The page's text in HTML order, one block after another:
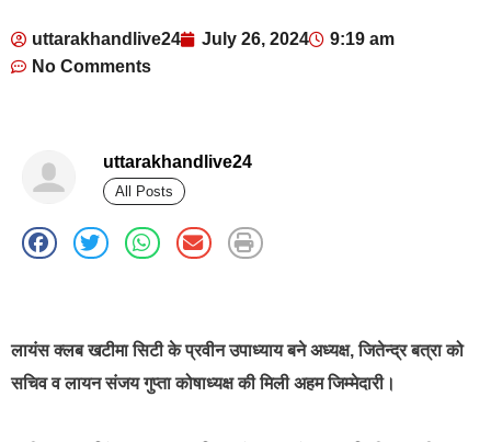
uttarakhandlive24 July 26, 2024
9:19 am
No Comments
uttarakhandlive24
All Posts
लायंस क्लब खटीमा सिटी के प्रवीन उपाध्याय बने अध्यक्ष, जितेन्द्र बत्रा को
सचिव व लायन संजय गुप्ता कोषाध्यक्ष की मिली अहम जिम्मेदारी।